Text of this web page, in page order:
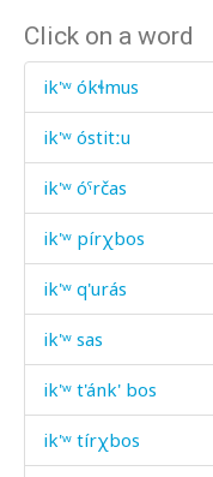
Click on a word
ik'ʷ ókɬmus
ik'ʷ óstitːu
ik'ʷ óˤrčas
ik'ʷ pírχbos
ik'ʷ q'urás
ik'ʷ sas
ik'ʷ t'ánk' bos
ik'ʷ tírχbos